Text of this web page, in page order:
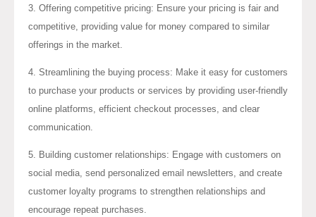
3. Offering competitive pricing: Ensure your pricing is fair and
competitive, providing value for money compared to similar
offerings in the market.
4. Streamlining the buying process: Make it easy for customers
to purchase your products or services by providing user-friendly
online platforms, efficient checkout processes, and clear
communication.
5. Building customer relationships: Engage with customers on
social media, send personalized email newsletters, and create
customer loyalty programs to strengthen relationships and
encourage repeat purchases.